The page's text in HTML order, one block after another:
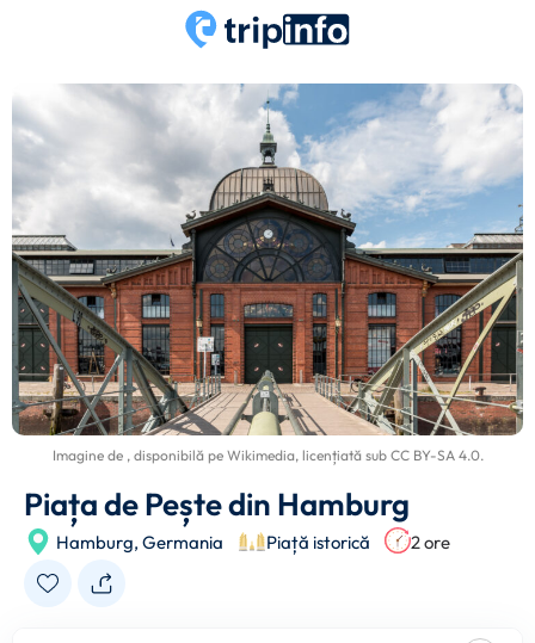
Imagine de , disponibilă pe Wikimedia, licențiată sub CC BY-SA 4.0.
Piața de Pește din Hamburg
Hamburg, Germania Piață istorică 2 ore